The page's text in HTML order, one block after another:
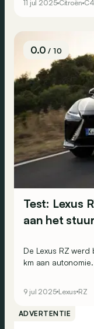
in zijn klasse?
11 jul 2025 Citroën C4
0.0/ 10
Test: Lexus
aan het
De Lexus RZ
km aan
9 jul 2025 Lexus RZ
ADVERTENTIE